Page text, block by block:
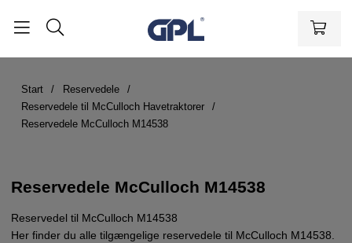
Start
Reservedele
Reservedele til McCulloch Havetraktorer
Reservedele McCulloch M14538
Reservedele McCulloch M14538
Reservedel til McCulloch M14538
Her finder du alle tilgængelige reservedele til McCulloch M14538.